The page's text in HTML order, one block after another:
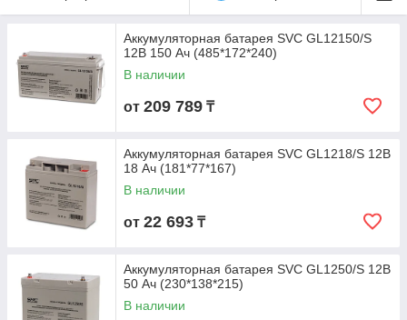
Аккумуляторная батарея SVC GL12150/S
12В 150 Ач (485*172*240)
В наличии
от 209 789 ₸
Аккумуляторная батарея SVC GL1218/S 12В
18 Ач (181*77*167)
В наличии
от 22 693 ₸
Аккумуляторная батарея SVC GL1250/S 12В
50 Ач (230*138*215)
В наличии